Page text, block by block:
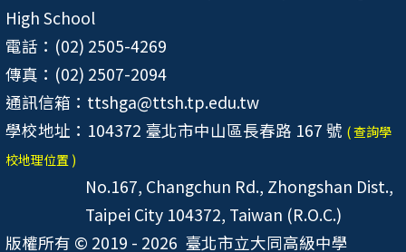
High School
電話：(02) 2505-4269
傳真：(02) 2507-2094
通訊信箱：ttshga@ttsh.tp.edu.tw
學校地址：104372 臺北市中山區長春路 167 號 ( 查詢學
校地理位置 )
No.167, Changchun Rd., Zhongshan Dist.,
Taipei City 104372, Taiwan (R.O.C.)
版權所有 © 2019 - 2026 臺北市立大同高級中學